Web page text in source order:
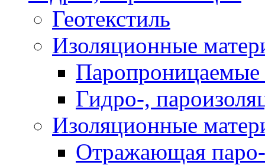
Геотекстиль
Изоляционные
Гидро-,
Изоляционные
Отражающая